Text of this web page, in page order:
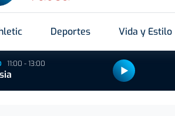
Deportes Vida y Estilo
11:00 - 13:00